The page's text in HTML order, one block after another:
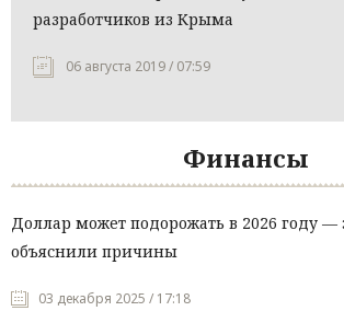
разработчиков из Крыма
06 августа 2019 / 07:59
Финансы
Доллар может подорожать в 2026 году —
объяснили причины
03 декабря 2025 / 17:18